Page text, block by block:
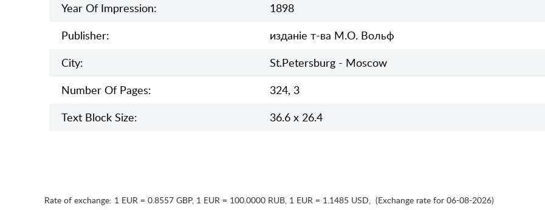
Year Of Impression:
1898
Publisher:
изданiе т-ва М.О. Вольф
City:
St.Petersburg - Moscow
Number Of Pages:
324, 3
Text Block Size:
36.6 x 26.4
Rate of exchange: 1 EUR = 0.8557 GBP, 1 EUR = 100.0000 RUB, 1 EUR = 1.1485 USD, (Exchange rate for 06-08-2026)